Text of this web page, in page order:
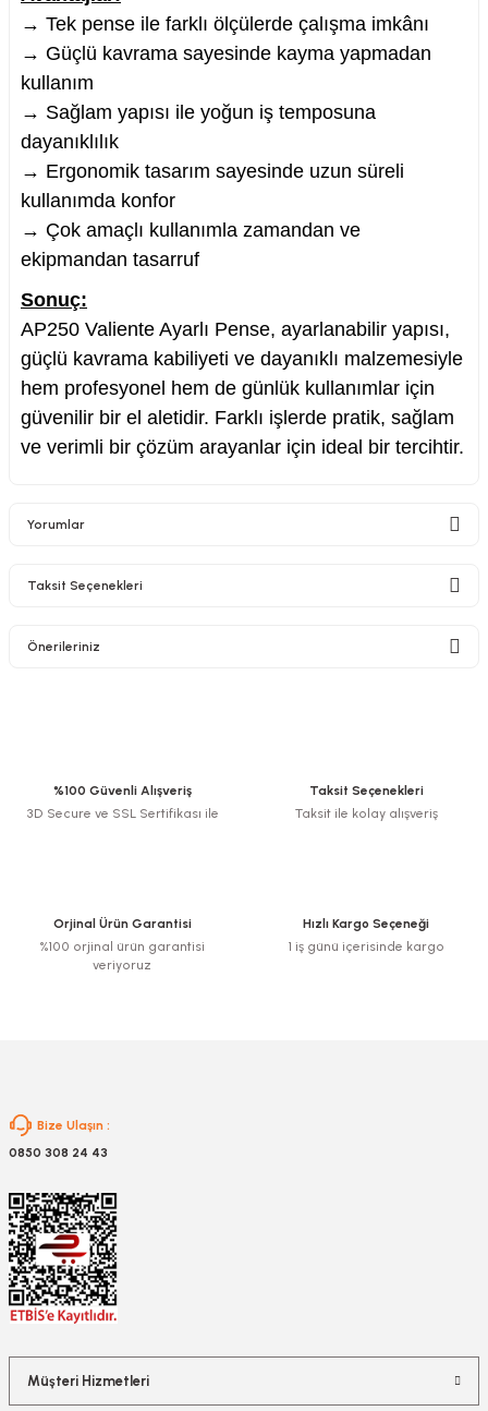
→ Tek pense ile farklı ölçülerde çalışma imkânı
→ Güçlü kavrama sayesinde kayma yapmadan
kullanım
→ Sağlam yapısı ile yoğun iş temposuna
dayanıklılık
→ Ergonomik tasarım sayesinde uzun süreli
kullanımda konfor
→ Çok amaçlı kullanımla zamandan ve
ekipmandan tasarruf
Sonuç:
AP250 Valiente Ayarlı Pense, ayarlanabilir yapısı,
güçlü kavrama kabiliyeti ve dayanıklı malzemesiyle
hem profesyonel hem de günlük kullanımlar için
güvenilir bir el aletidir. Farklı işlerde pratik, sağlam
ve verimli bir çözüm arayanlar için ideal bir tercihtir.
Yorumlar
Taksit Seçenekleri
Önerileriniz
Ürün resmi kalitesiz, bozuk veya görüntülenemiyor.
Bu ürüne benzer farklı alternatifler olmalı.
%100 Güvenli Alışveriş
3D Secure ve SSL Sertifikası ile
Taksit Seçenekleri
Taksit ile kolay alışveriş
Orjinal Ürün Garantisi
%100 orjinal ürün garantisi
veriyoruz
Hızlı Kargo Seçeneği
1 iş günü içerisinde kargo
Bize Ulaşın :
0850 308 24 43
Müşteri Hizmetleri